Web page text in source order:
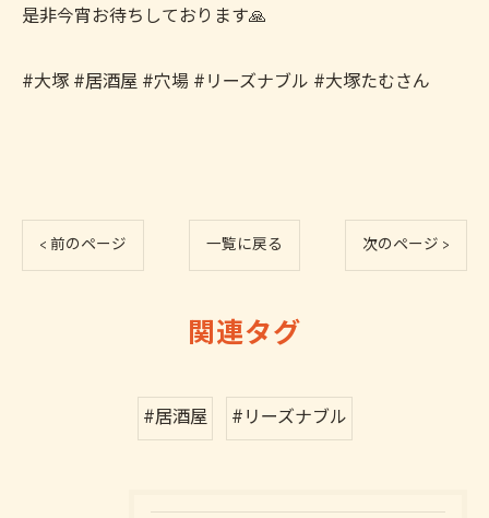
是非今宵お待ちしております🙏
#大塚 #居酒屋 #穴場 #リーズナブル #大塚たむさん
< 前のページ 一覧に戻る 次のページ >
関連タグ
#居酒屋 #リーズナブル